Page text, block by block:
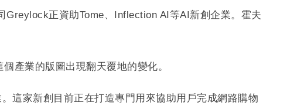
正資助Tome、Inflection AI等AI新創企業。霍夫
產業的版圖出現翻天覆地的變化。
這家新創目前正在打造專門用來協助用戶完成網路購物